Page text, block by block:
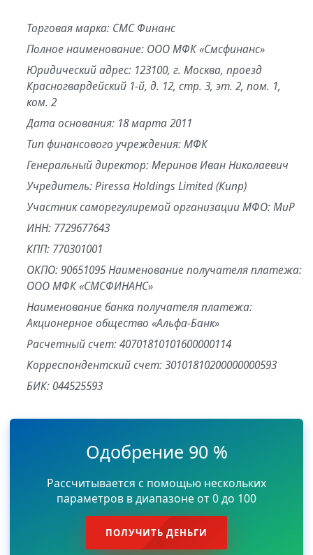
Торговая марка: СМС Финанс
Полное наименование: ООО МФК «Смсфинанс»
Юридический адрес: 123100, г. Москва, проезд
Красногвардейский 1-й, д. 12, стр. 3, эт. 2, пом. 1,
ком. 2
Дата основания: 18 марта 2011
Тип финансового учреждения: МФК
Генеральный директор: Меринов Иван Николаевич
Учредитель: Piressa Holdings Limited (Кипр)
Участник саморегулиремой организации МФО: МиР
ИНН: 7729677643
КПП: 770301001
ОКПО: 90651095 Наименование получателя платежа:
ООО МФК «СМСФИНАНС»
Наименование банка получателя платежа:
Акционерное общество «Альфа-Банк»
Расчетный счет: 40701810101600000114
Корреспондентский счет: 30101810200000000593
БИК: 044525593
Одобрение 90 %
Рассчитывается с помощью нескольких
параметров в диапазоне от 0 до 100
ПОЛУЧИТЬ ДЕНЬГИ